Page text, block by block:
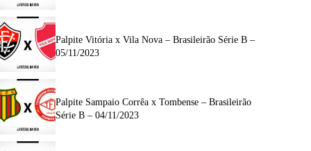
Palpite Vitória x Vila Nova – Brasileirão Série B –
05/11/2023
Palpite Sampaio Corrêa x Tombense – Brasileirão
Série B – 04/11/2023